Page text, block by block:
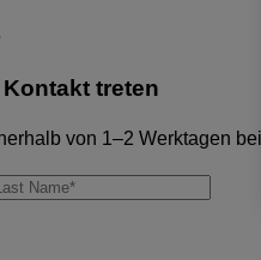
Kontakt treten
von 1–2 Werktagen bei